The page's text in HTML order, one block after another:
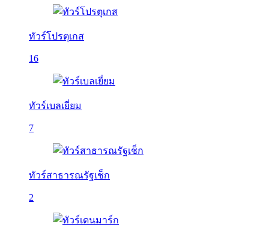
ทัวร์โปรตุเกส
16
ทัวร์เบลเยี่ยม
7
ทัวร์สาธารณรัฐเช็ก
2